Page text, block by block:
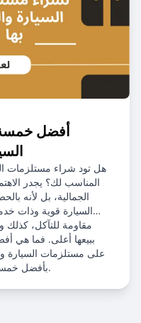
أفضل
هل تود شراء مستلزمات
المناسب
الجمالية، بل لأنه
السيارة قوية وذات
مقاومة للتآكل،
ببيعها أعلى. فما هي
على مستلزمات السيارة
بأفضل خمسة متاجر خاصة بالسيارات لعام 2025.